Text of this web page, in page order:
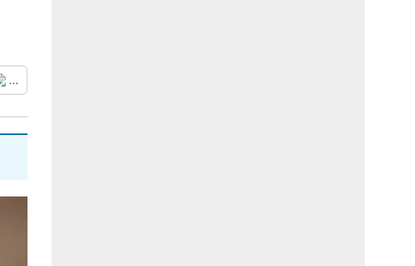
...